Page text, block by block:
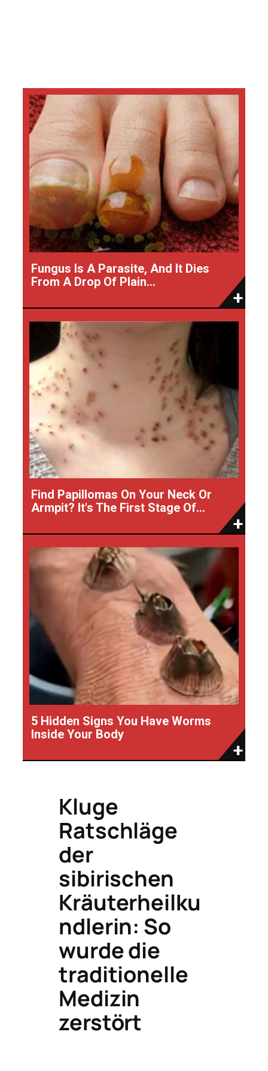
Fungus Is A Parasite, And It Dies
From A Drop Of Plain...
Find Papillomas On Your Neck Or
Armpit? It's The First Stage Of...
5 Hidden Signs You Have Worms
Inside Your Body
Kluge
Ratschläge
der
sibirischen
Kräuterheilku
ndlerin: So
wurde die
traditionelle
Medizin
zerstört